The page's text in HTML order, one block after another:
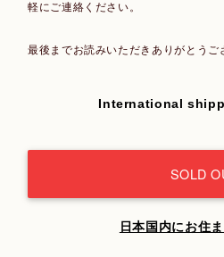
軽にご連絡ください。
最後までお読みいただきありがとうご
International
SOLD
日本国内にお住